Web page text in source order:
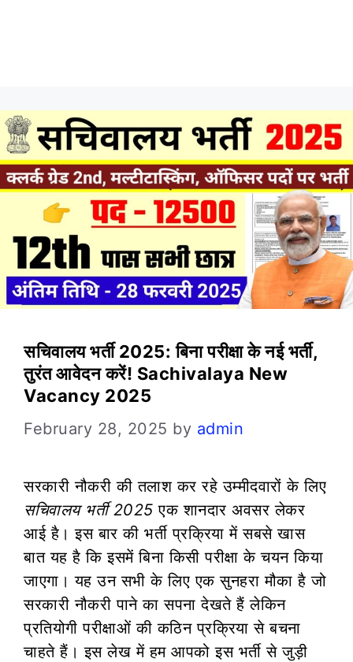
सचिवालय भर्ती 2025: बिना परीक्षा के नई भर्ती,
तुरंत आवेदन करें! Sachivalaya New
Vacancy 2025
February 28, 2025 by admin
सरकारी नौकरी की तलाश कर रहे उम्मीदवारों के लिए
सचिवालय भर्ती 2025 एक शानदार अवसर लेकर
आई है। इस बार की भर्ती प्रक्रिया में सबसे खास
बात यह है कि इसमें बिना किसी परीक्षा के चयन किया
जाएगा। यह उन सभी के लिए एक सुनहरा मौका है जो
सरकारी नौकरी पाने का सपना देखते हैं लेकिन
प्रतियोगी परीक्षाओं की कठिन प्रक्रिया से बचना
चाहते हैं। इस लेख में हम आपको इस भर्ती से जुड़ी